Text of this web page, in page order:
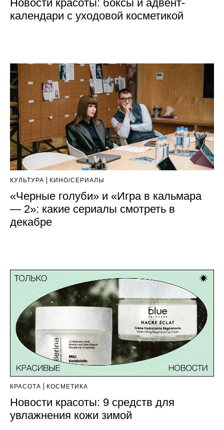
Новости красоты: боксы и адвент-
календари с уходовой косметикой
КУЛЬТУРА КИНО/СЕРИАЛЫ
«Черные голуби» и «Игра в кальмара
— 2»: какие сериалы смотреть в
декабре
КРАСОТА КОСМЕТИКА
Новости красоты: 9 средств для
увлажнения кожи зимой